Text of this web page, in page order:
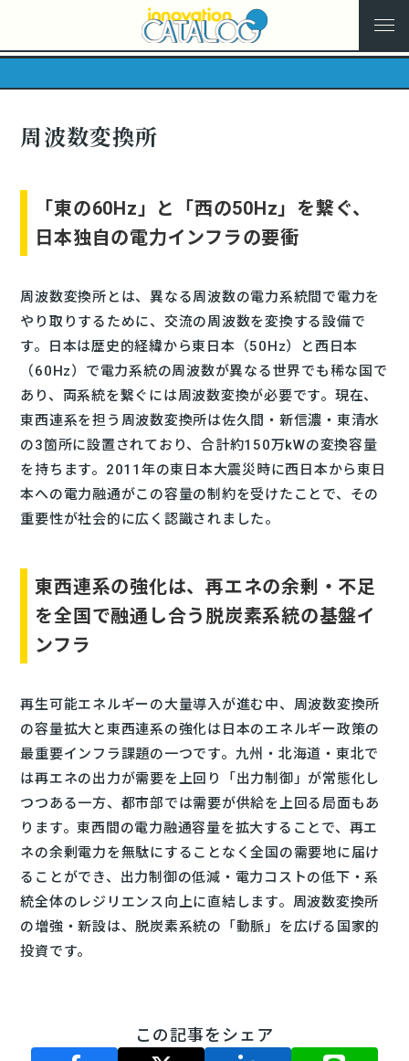
周波数変換所
「東の60Hz」と「西の50Hz」を繋ぐ、
日本独自の電力インフラの要衝
周波数変換所とは、異なる周波数の電力系統間で電力を
やり取りするために、交流の周波数を変換する設備で
す。日本は歴史的経緯から東日本（50Hz）と西日本
（60Hz）で電力系統の周波数が異なる世界でも稀な国で
あり、両系統を繋ぐには周波数変換が必要です。現在、
東西連系を担う周波数変換所は佐久間・新信濃・東清水
の3箇所に設置されており、合計約150万kWの変換容量
を持ちます。2011年の東日本大震災時に西日本から東日
本への電力融通がこの容量の制約を受けたことで、その
重要性が社会的に広く認識されました。
東西連系の強化は、再エネの余剰・不足
を全国で融通し合う脱炭素系統の基盤イ
ンフラ
再生可能エネルギーの大量導入が進む中、周波数変換所
の容量拡大と東西連系の強化は日本のエネルギー政策の
最重要インフラ課題の一つです。九州・北海道・東北で
は再エネの出力が需要を上回り「出力制御」が常態化し
つつある一方、都市部では需要が供給を上回る局面もあ
ります。東西間の電力融通容量を拡大することで、再エ
ネの余剰電力を無駄にすることなく全国の需要地に届け
ることができ、出力制御の低減・電力コストの低下・系
統全体のレジリエンス向上に直結します。周波数変換所
の増強・新設は、脱炭素系統の「動脈」を広げる国家的
投資です。
この記事をシェア